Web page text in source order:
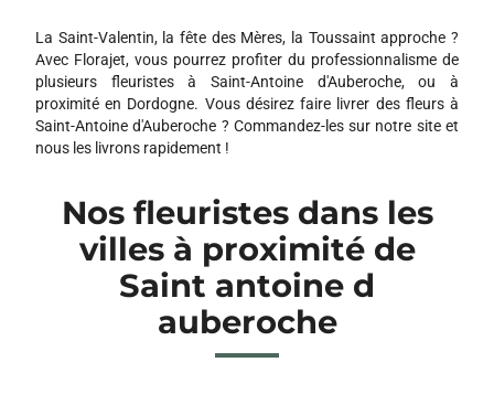
La Saint-Valentin, la fête des Mères, la Toussaint approche ?
Avec Florajet, vous pourrez profiter du professionnalisme de
plusieurs fleuristes à Saint-Antoine d'Auberoche, ou à
proximité en Dordogne. Vous désirez faire livrer des fleurs à
Saint-Antoine d'Auberoche ? Commandez-les sur notre site et
nous les livrons rapidement !
Nos fleuristes dans les
villes à proximité de
Saint antoine d
auberoche